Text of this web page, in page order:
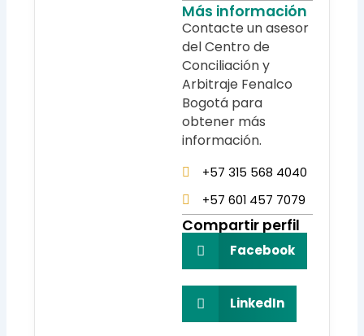
Más información
Contacte un asesor
del Centro de
Conciliación y
Arbitraje Fenalco
Bogotá para
obtener más
información.
+57 315 568 4040
+57 601 457 7079
Compartir perfil
Facebook
LinkedIn